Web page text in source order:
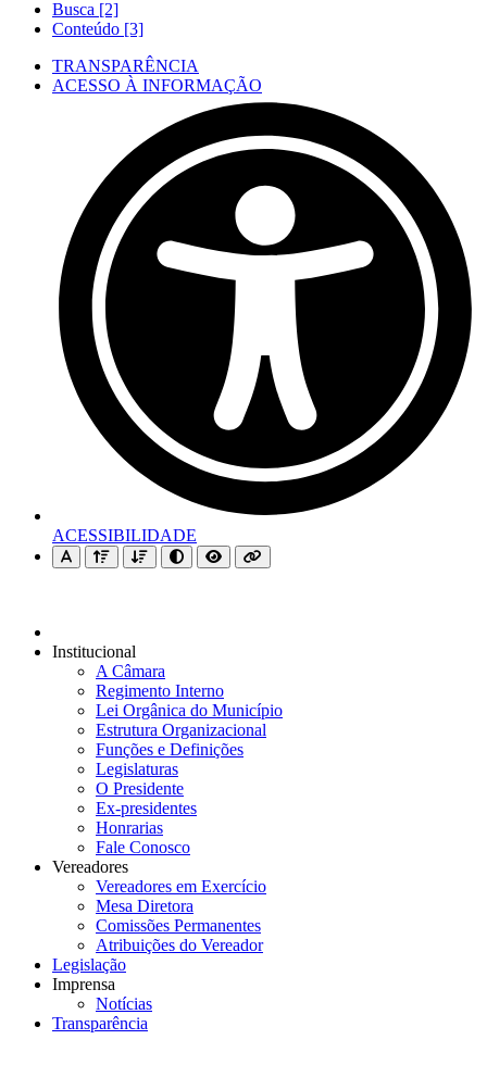
Busca [2]
Conteúdo [3]
TRANSPARÊNCIA
ACESSO À INFORMAÇÃO
ACESSIBILIDADE
Institucional
A Câmara
Regimento Interno
Lei Orgânica do Município
Estrutura Organizacional
Funções e Definições
Legislaturas
O Presidente
Ex-presidentes
Honrarias
Fale Conosco
Vereadores
Vereadores em Exercício
Mesa Diretora
Comissões Permanentes
Atribuições do Vereador
Legislação
Imprensa
Notícias
Transparência